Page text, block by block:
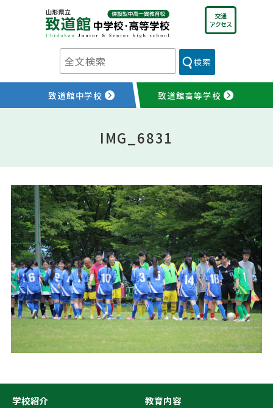
交通
アクセス
致道館中学校 致道館高等学校
検索
IMG_6831
学校紹介 教育内容